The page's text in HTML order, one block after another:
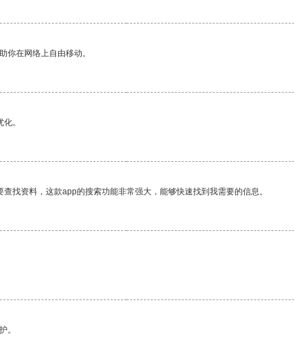
你在网络上自由移动。
。
找资料，这款app的搜索功能非常强大，能够快速找到我需要的信息。
。